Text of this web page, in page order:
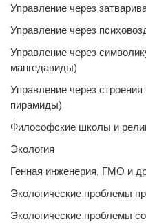
Управление через
Управление через
Управление через
мангедавиды)
Управление через
пирамиды)
Философские школы и
Экология
Генная инженерия, ГМО и
Экологические проблемы
Экологические проблемы